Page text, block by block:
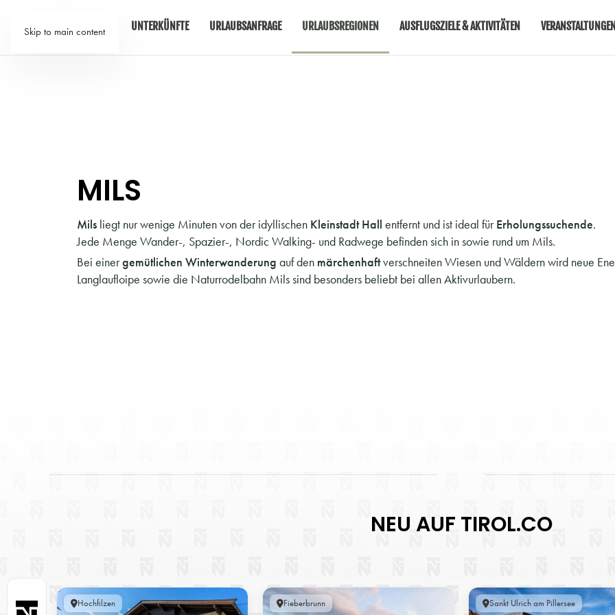
Skip to main content
TIROL UNTERKÜNFTE URLAUBSANFRAGE URLAUBSREGIONEN AUSFLUGSZIELE & AKTIVITÄTEN VERANSTALTUNGEN
MILS
Mils liegt nur wenige Minuten von der idyllischen Kleinstadt Hall entfernt und ist ideal fürErholungssuchende.
Jede Menge Wander-, Spazier-, Nordic Walking- und Radwege befinden sich in sowie rund um Mils.
Bei einergemütlichen Winterwanderung auf den märchenhaftverschneiten Wiesen und Wäldern wird neue
Langlaufloipe sowie die Naturrodelbahn Mils sind besonders beliebt bei allen Aktivurlaubern.
NEU AUF TIROL.CO
Hochfilzen Fieberbrunn Sankt Ulrich am Pillersee